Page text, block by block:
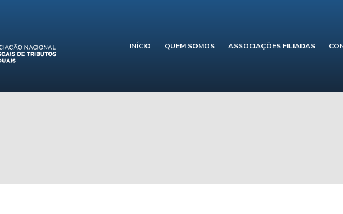
INÍCIO QUEM SOMOS ASSOCIAÇÕES FILIADAS